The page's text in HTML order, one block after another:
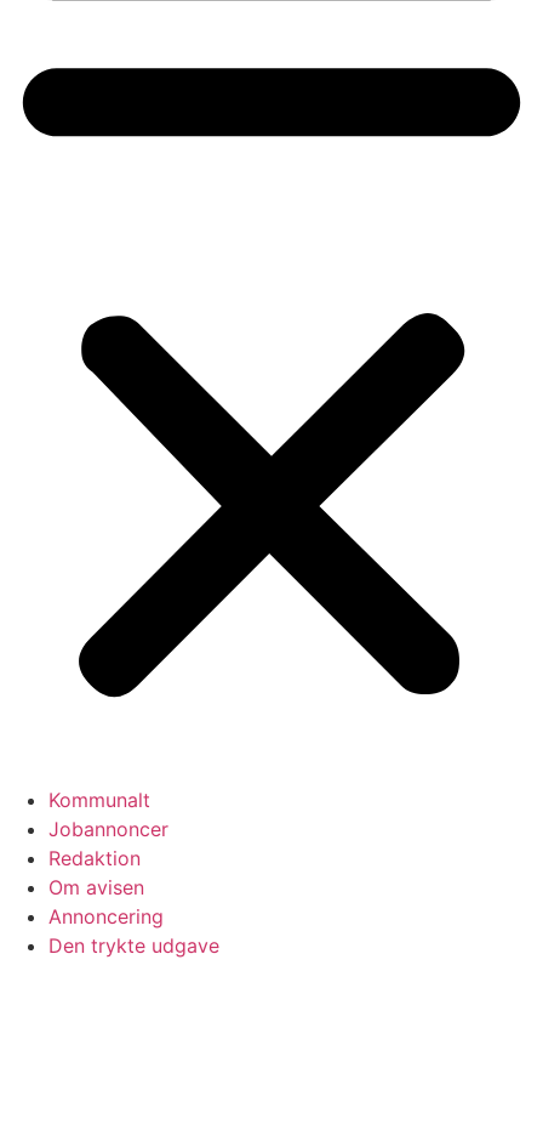
Kommunalt
Jobannoncer
Redaktion
Om avisen
Annoncering
Den trykte udgave